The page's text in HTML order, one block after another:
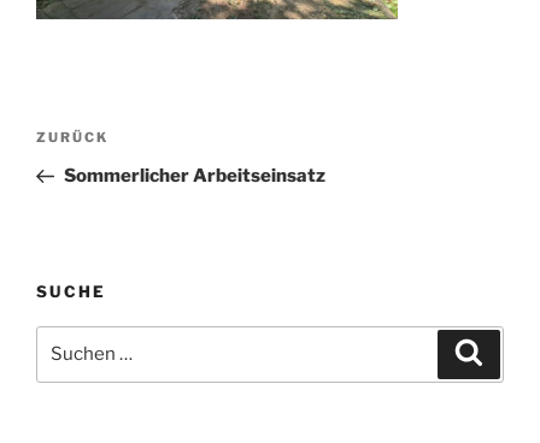
Beitragsnavigation
Vorheriger
Beitrag
ZURÜCK
Sommerlicher Arbeitseinsatz
SUCHE
nach: